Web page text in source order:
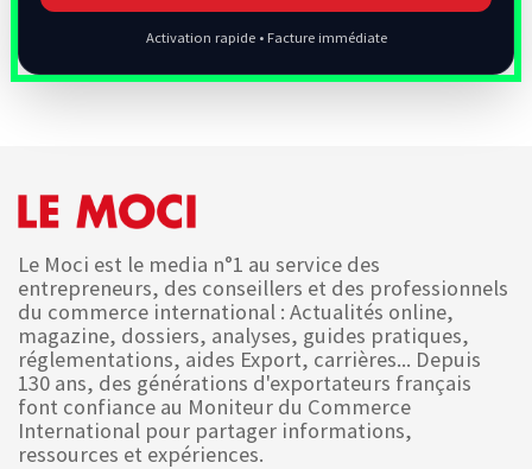
Activation rapide • Facture immédiate
Le Moci est le media n°1 au service des
entrepreneurs, des conseillers et des professionnels
du commerce international : Actualités online,
magazine, dossiers, analyses, guides pratiques,
réglementations, aides Export, carrières... Depuis
130 ans, des générations d'exportateurs français
font confiance au Moniteur du Commerce
International pour partager informations,
ressources et expériences.